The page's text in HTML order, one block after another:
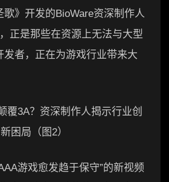
歌》开发的BioWare资深制作人
正是那些在资源上无法与大型
发者，正在为游戏行业带来大
游戏愈发趋于保守”的新视频